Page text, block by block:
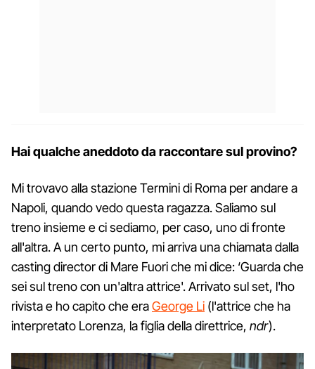
Hai qualche aneddoto da raccontare sul provino?
Mi trovavo alla stazione Termini di Roma per andare a
Napoli, quando vedo questa ragazza. Saliamo sul
treno insieme e ci sediamo, per caso, uno di fronte
all'altra. A un certo punto, mi arriva una chiamata dalla
casting director di Mare Fuori che mi dice: ‘Guarda che
sei sul treno con un'altra attrice'. Arrivato sul set, l'ho
rivista e ho capito che eraGeorge Li (l'attrice che ha
interpretato Lorenza, la figlia della direttrice, ndr).